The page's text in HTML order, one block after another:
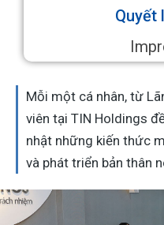
Quyết
Mỗi một cá nhân, từ
viên tại TIN Holdings
nhật những kiến thức
và phát triển bản thân